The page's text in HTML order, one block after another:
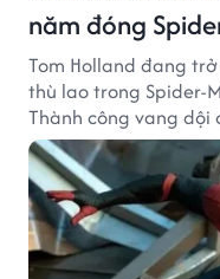
năm đóng
Tom Holland đang
thù lao trong Spider-
Thành công vang dội
trình thăng hạng
một thập kỷ gắn bó